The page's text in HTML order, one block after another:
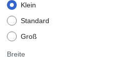
Klein
Standard
Groß
Breite